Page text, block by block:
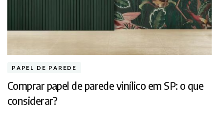
PAPEL DE PAREDE
Comprar papel de parede vinílico em SP: o que
considerar?